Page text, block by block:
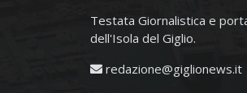
Testata Giornalistica e
dell'Isola del Giglio.
redazione@giglionews.it